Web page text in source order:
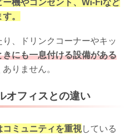
ー機やコンセント、Wi-Fiなど
。
、ドリンクコーナーやキッ
きにも一息付ける設備がある
りません。
オフィスとの違い
コミュニティを重視している